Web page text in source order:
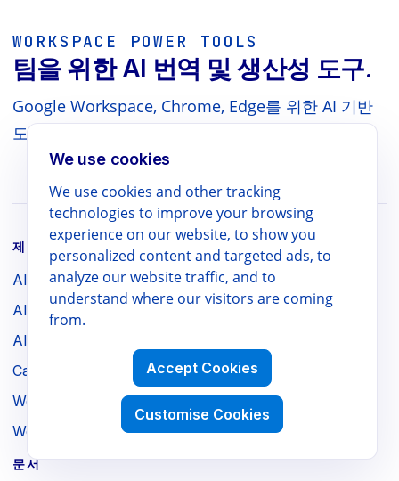
WORKSPACE POWER TOOLS
팀을 위한 AI 번역 및 생산성 도구.
Google Workspace, Chrome, Edge를 위한 AI 기반
도구 모음을 탐색하세요 — 문서, 비교, 지원 포함.
제품
AI Slides Translator
AI Docs Translator
AI Sheets Translator
CalendarBoost
Webpage to PDF
WebSniply
문서
We use cookies
We use cookies and other tracking
technologies to improve your browsing
experience on our website, to show you
personalized content and targeted ads, to
analyze our website traffic, and to
understand where our visitors are coming
from.
Accept Cookies
Customise Cookies